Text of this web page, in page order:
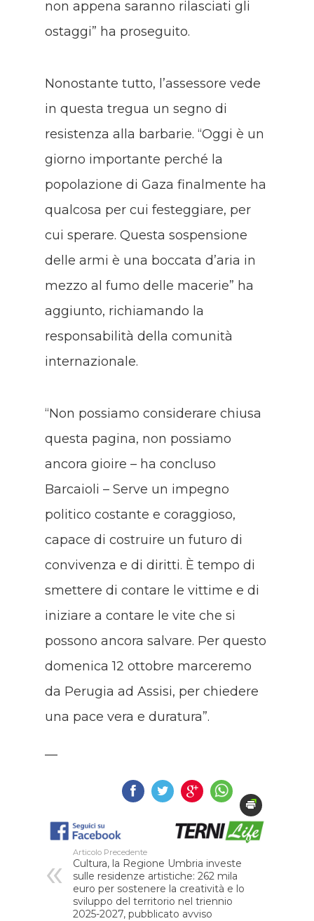
non appena saranno rilasciati gli
ostaggi” ha proseguito.
Nonostante tutto, l’assessore vede
in questa tregua un segno di
resistenza alla barbarie. “Oggi è un
giorno importante perché la
popolazione di Gaza finalmente ha
qualcosa per cui festeggiare, per
cui sperare. Questa sospensione
delle armi è una boccata d’aria in
mezzo al fumo delle macerie” ha
aggiunto, richiamando la
responsabilità della comunità
internazionale.
“Non possiamo considerare chiusa
questa pagina, non possiamo
ancora gioire – ha concluso
Barcaioli – Serve un impegno
politico costante e coraggioso,
capace di costruire un futuro di
convivenza e di diritti. È tempo di
smettere di contare le vittime e di
iniziare a contare le vite che si
possono ancora salvare. Per questo
domenica 12 ottobre marceremo
da Perugia ad Assisi, per chiedere
una pace vera e duratura”.
—
Articolo Precedente
Cultura, la Regione Umbria investe
sulle residenze artistiche: 262 mila
euro per sostenere la creatività e lo
sviluppo del territorio nel triennio
2025-2027, pubblicato avviso